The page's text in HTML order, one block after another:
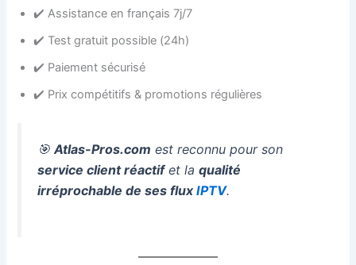
✔️ Assistance en français 7j/7
✔️ Test gratuit possible (24h)
✔️ Paiement sécurisé
✔️ Prix compétitifs & promotions régulières
🎯Atlas-Pros.com est reconnu pour son
service client réactifet laqualité
irréprochable de ses fluxIPTV.